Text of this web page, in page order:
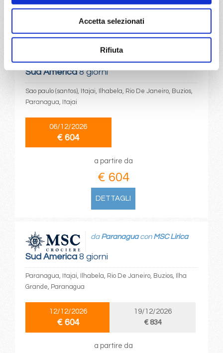
Accetta selezionati
Rifiuta
Sud America8 giorni
daSao paulo (santos)
Lirica
Sao paulo (santos), Itajai, Ilhabela, Rio De Janeiro, Buzios,
Paranagua, Itajai
06/12/2026
€ 604
a partire da
€ 604
DETTAGLI
Sud America8 giorni
da Paranaguacon MSC Lirica
Paranagua, Itajai, Ilhabela, Rio De Janeiro, Buzios, Ilha
Grande, Paranagua
12/12/2026
€ 604
19/12/2026
€ 834
a partire da